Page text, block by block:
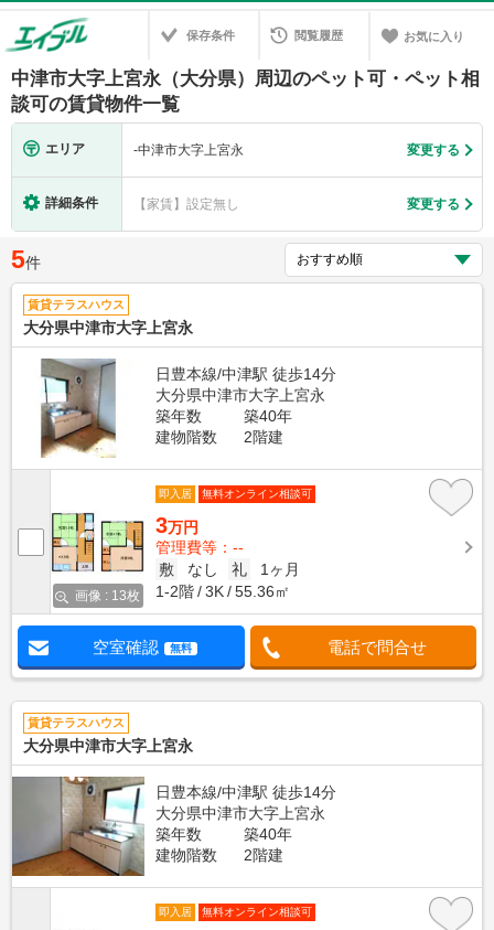
保存条件 閲覧履歴 お気に入り
中津市大字上宮永（大分県）周辺のペット可・ペット相
談可の賃貸物件一覧
エリア -中津市大字上宮永 変更する
詳細条件 【家賃】設定無し 変更する
5件
賃貸テラスハウス
大分県中津市大字上宮永
日豊本線/中津駅 徒歩14分
大分県中津市大字上宮永
築年数
築40年
建物階数
2階建
画像 : 13枚
即入居 無料オンライン相談可
3万円
管理費等：--
敷
なし 礼
1ヶ月
1-2階
3K 55.36㎡
空室確認 無料 電話で問合せ
賃貸テラスハウス
大分県中津市大字上宮永
日豊本線/中津駅 徒歩14分
大分県中津市大字上宮永
築年数
築40年
建物階数
2階建
即入居 無料オンライン相談可